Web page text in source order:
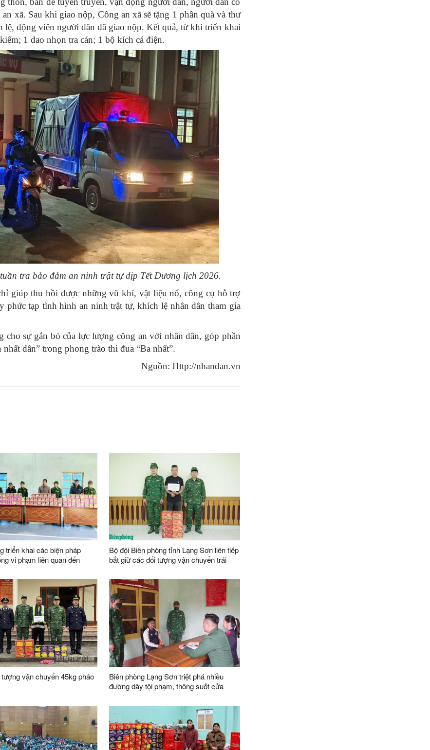
xã. Sau khi giao nộp, Công an xã sẽ tặng 1 phần quà và thư
động viên người dân đã giao nộp. Kết quả, từ khi triển khai
1 dao nhọn tra cán; 1 bộ kích cá điện.
tra bảo đảm an ninh trật tự dịp Tết Dương lịch 2026.
giúp thu hồi được những vũ khí, vật liệu nổ, công cụ hỗ trợ
phức tạp tình hình an ninh trật tự, khích lệ nhân dân tham gia
sự gắn bó của lực lượng công an với nhân dân, góp phần
dân” trong phong trào thi đua “Ba nhất”.
Nguồn: Http://nhandan.vn
triển khai các biện pháp
vi phạm liên quan đến
Bộ đội Biên phòng tỉnh Lạng Sơn liên tiếp
bắt giữ các đối tượng vận chuyển trái
vận chuyển 45kg pháo
Biên phòng Lạng Sơn triệt phá nhiều
đường dây tội phạm, thông suốt cửa